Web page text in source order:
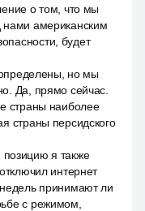
о том, что мы
нами американским
будет
определены, но мы
Да, прямо сейчас.
страны наиболее
страны персидского
я также
интернет
принимают ли
с режимом,